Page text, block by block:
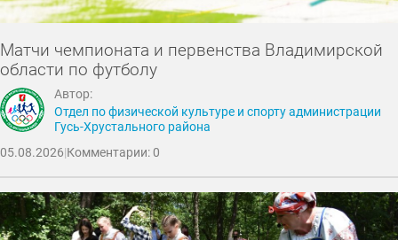
Матчи чемпионата и первенства Владимирской
области по футболу
Автор:
Отдел по физической культуре и спорту администрации
Гусь-Хрустального района
05.08.2026|Комментарии: 0